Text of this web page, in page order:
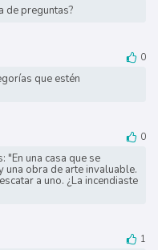
de preguntas?
0
que estén
0
"En una casa que se
una obra de arte invaluable.
a uno. ¿La incendiaste
1